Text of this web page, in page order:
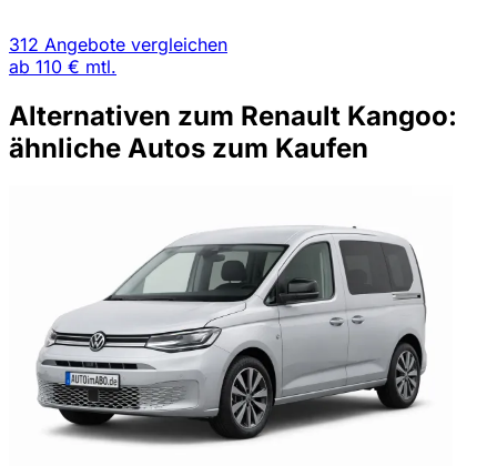
312 Angebote vergleichen
ab 110 € mtl.
Alternativen zum Renault Kangoo:
ähnliche Autos zum Kaufen